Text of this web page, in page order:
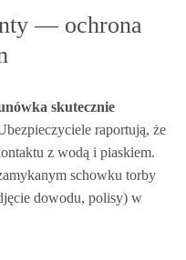
— ochrona
skutecznie
raportują, że
z wodą i piaskiem.
schowku torby
dowodu, polisy) w